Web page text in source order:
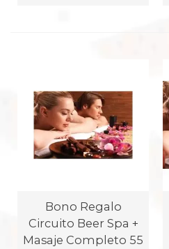
Bono Regalo
Circuito Beer Spa +
Masaje Completo 55